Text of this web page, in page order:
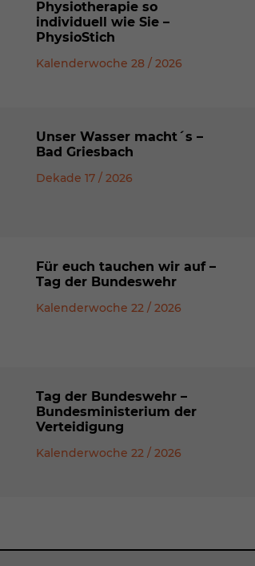
Physiotherapie so
individuell wie Sie –
PhysioStich
Kalenderwoche 28 / 2026
Unser Wasser macht´s –
Bad Griesbach
Dekade 17 / 2026
Für euch tauchen wir auf –
Tag der Bundeswehr
Kalenderwoche 22 / 2026
Tag der Bundeswehr –
Bundesministerium der
Verteidigung
Kalenderwoche 22 / 2026